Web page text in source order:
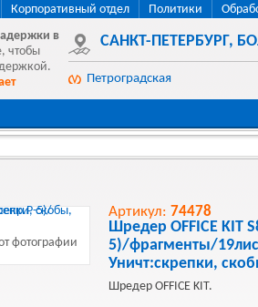
Корпоративный отдел Политики
в
чтобы
САНКТ-ПЕТЕРБУРГ,
Петроградская
фотографии
Артикул: 74478
Шредер OFFICE KIT
5)/фрагменты/
Уничт:скрепки,
Шредер OFFICE KIT.